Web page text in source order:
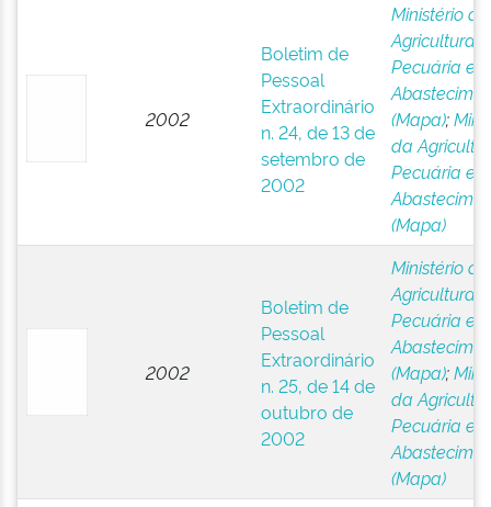
2002
Boletim de
Pessoal
Extraordinário
n. 24, de 13 de
setembro de
2002
Ministério da
Agricultura,
Pecuária e
(Mapa);
da
Pecuária e
(Mapa)
2002
Boletim de
Pessoal
Extraordinário
n. 25, de 14 de
outubro de
2002
Ministério da
Agricultura,
Pecuária e
(Mapa);
da
Pecuária e
(Mapa)